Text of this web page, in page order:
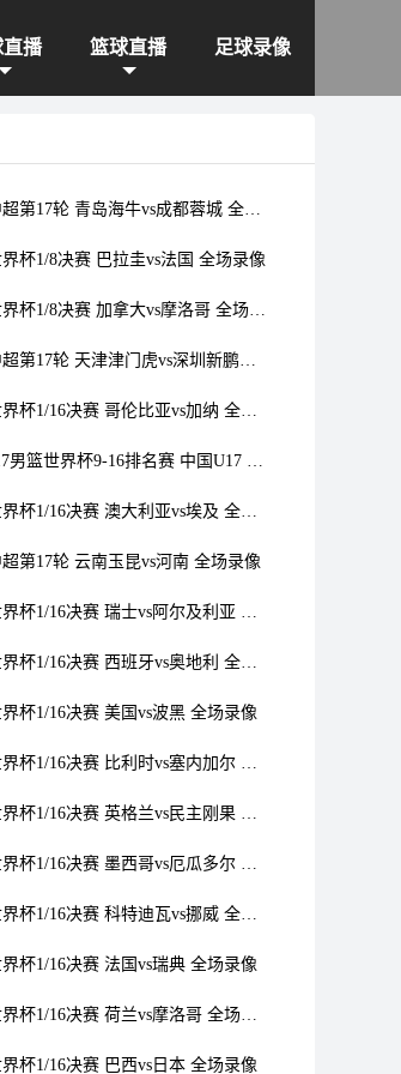
直播 篮球直播 足球录像
第17轮 青岛海牛vs成都蓉城 全场录像
杯1/8决赛 巴拉圭vs法国 全场录像
杯1/8决赛 加拿大vs摩洛哥 全场录像
17轮 天津津门虎vs深圳新鹏城 全场录像
杯1/16决赛 哥伦比亚vs加纳 全场录像
界杯9-16排名赛 中国U17 - 委内瑞拉U17 全场录像
杯1/16决赛 澳大利亚vs埃及 全场录像
第17轮 云南玉昆vs河南 全场录像
1/16决赛 瑞士vs阿尔及利亚 全场录像
杯1/16决赛 西班牙vs奥地利 全场录像
杯1/16决赛 美国vs波黑 全场录像
1/16决赛 比利时vs塞内加尔 全场录像
1/16决赛 英格兰vs民主刚果 全场录像
1/16决赛 墨西哥vs厄瓜多尔 全场录像
杯1/16决赛 科特迪瓦vs挪威 全场录像
杯1/16决赛 法国vs瑞典 全场录像
杯1/16决赛 荷兰vs摩洛哥 全场录像
杯1/16决赛 巴西vs日本 全场录像